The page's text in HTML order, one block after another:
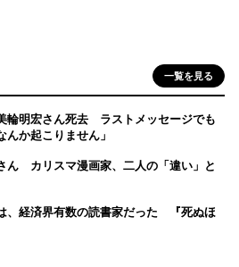
一覧を見る
輪明宏さん死去 ラストメッセージでも
か起こりません」
ん カリスマ漫画家、二人の「違い」と
、経済界有数の読書家だった 『死ぬほ